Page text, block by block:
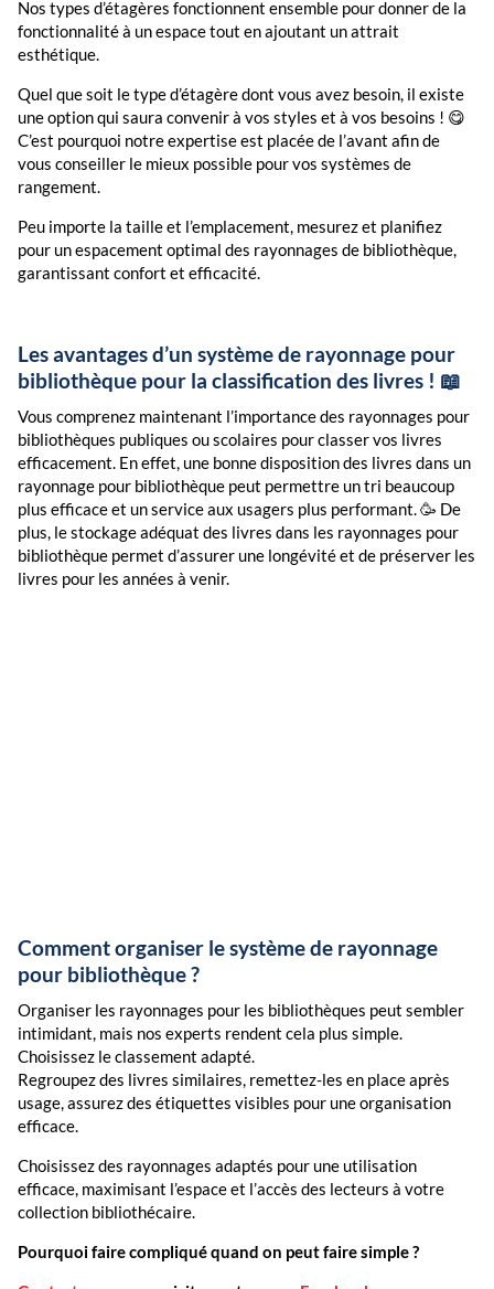
Nos types d’étagères fonctionnent ensemble pour donner de la
fonctionnalité à un espace tout en ajoutant un attrait
esthétique.
Quel que soit le type d’étagère dont vous avez besoin, il existe
une option qui saura convenir à vos styles et à vos besoins ! 😋
C’est pourquoi notre expertise est placée de l’avant afin de
vous conseiller le mieux possible pour vos systèmes de
rangement.
Peu importe la taille et l’emplacement, mesurez et planifiez
pour un espacement optimal des rayonnages de bibliothèque,
garantissant confort et efficacité.
Les avantages d’un système de rayonnage pour
bibliothèque pour la classification des livres ! 📖
Vous comprenez maintenant l’importance des rayonnages pour
bibliothèques publiques ou scolaires pour classer vos livres
efficacement. En effet, une bonne disposition des livres dans un
rayonnage pour bibliothèque peut permettre un tri beaucoup
plus efficace et un service aux usagers plus performant. 🥳 De
plus, le stockage adéquat des livres dans les rayonnages pour
bibliothèque permet d’assurer une longévité et de préserver les
livres pour les années à venir.
Comment organiser le système de rayonnage
pour bibliothèque ?
Organiser les rayonnages pour les bibliothèques peut sembler
intimidant, mais nos experts rendent cela plus simple.
Choisissez le classement adapté.
Regroupez des livres similaires, remettez-les en place après
usage, assurez des étiquettes visibles pour une organisation
efficace.
Choisissez des rayonnages adaptés pour une utilisation
efficace, maximisant l’espace et l’accès des lecteurs à votre
collection bibliothécaire.
Pourquoi faire compliqué quand on peut faire simple ?